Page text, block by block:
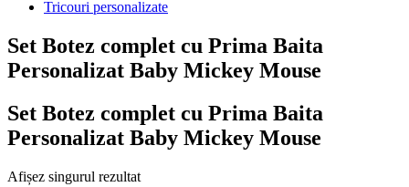
Tricouri personalizate
Set Botez complet cu Prima Baita
Personalizat Baby Mickey Mouse
Set Botez complet cu Prima Baita
Personalizat Baby Mickey Mouse
Afișez singurul rezultat